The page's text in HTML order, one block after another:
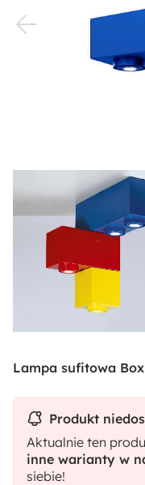
Lampa sufitowa
Produkt
Aktualnie ten
inne warianty w
siebie!